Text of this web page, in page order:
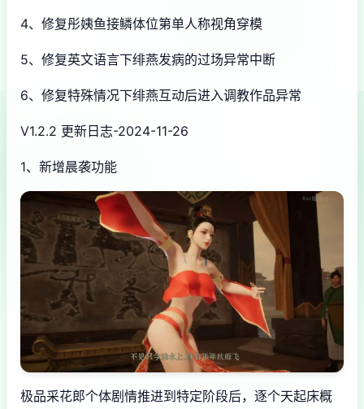
4、修复彤姨鱼接鳞体位第单人称视角穿模
5、修复英文语言下绯燕发病的过场异常中断
6、修复特殊情况下绯燕互动后进入调教作品异常
V1.2.2 更新日志-2024-11-26
1、新增晨袭功能
极品采花郎个体剧情推进到特定阶段后，逐个天起床概